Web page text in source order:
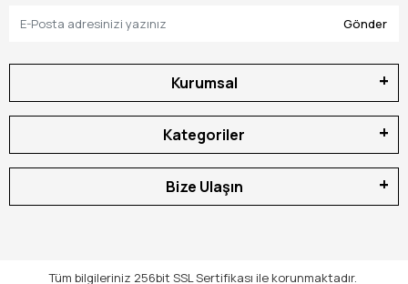
Gönder
Kurumsal
Kategoriler
Bize Ulaşın
Tüm bilgileriniz 256bit SSL Sertifikası ile korunmaktadır.